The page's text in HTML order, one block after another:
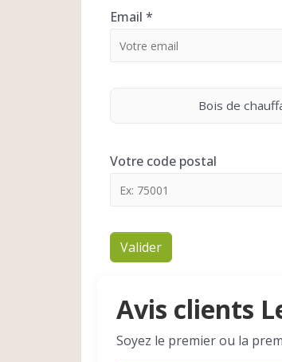
Email *
Bois de
Votre code postal
Valider
Avis clients
Soyez le premier ou la